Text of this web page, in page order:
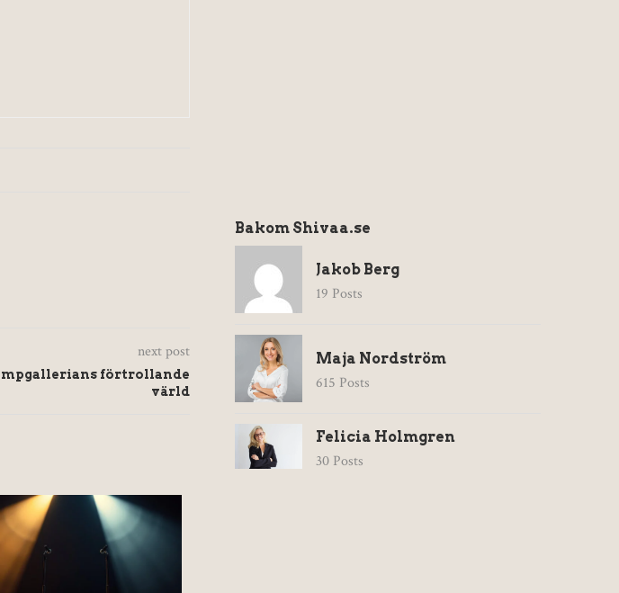
next post
förtrollande
värld
Bakom Shivaa.se
Jakob Berg
19 Posts
Maja Nordström
615 Posts
Felicia Holmgren
30 Posts